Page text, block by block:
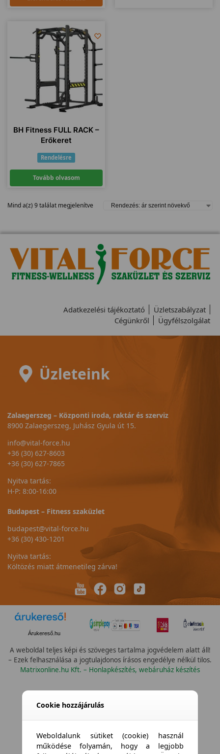
BH Fitness FULL RACK –
Erőkeret
Rendelésre
Tovább olvasom
Mind a(z) 9 találat megjelenítve
Adatkezelési tájékoztató
Üzletszabályzat
Cégünkről
Ügyfélszolgálat
Üzleteink
Zalaegerszeg – Központi iroda, raktár és szerviz
8900 Zalaegerszeg, Juhász Gyula út 15.
info@vital-force.hu
+36 (30) 627-8603
+36 (30) 627-7865
Nyitva tartás:
H-P: 8:00-16:00
Budapest – Fitness szaküzlet
budapest@vital-force.hu
+36 (30) 430-1201
Nyitva tartás:
Költözés miatt átmenetileg zárva!
Árukereső.hu
A weboldal teljes képi és szöveges tartalma jogvédelem alatt áll!
– Ezek felhasználása a jogtulajdonos írásos engedélye nélkül tilos.
Matrixonline.hu Kft. – Honlapkészítés, webáruház készítés
Cookie hozzájárulás
Weboldalunk sütiket (cookie) használ
működése folyamán, hogy a legjobb
Összes szín